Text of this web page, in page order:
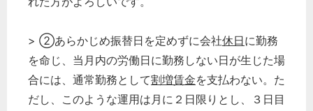
> ②あらかじめ振替日を定めずに会社休日に勤務
を命じ、当月内の労働日に勤務しない日が生じた場
合には、通常勤務として割増賃金を支払わない。た
だし、このような運用は月に２日限りとし、３日目